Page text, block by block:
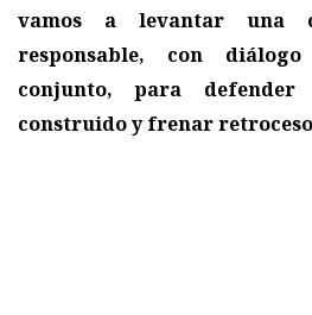
vamos a levantar una
responsable, con
conjunto, para
construido y frenar